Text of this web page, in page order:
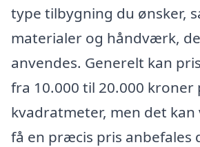
type tilbygning du ønsker,
materialer og håndværk,
anvendes. Generelt kan
fra 10.000 til 20.000 kroner
kvadratmeter, men det kan
få en præcis pris anbefales